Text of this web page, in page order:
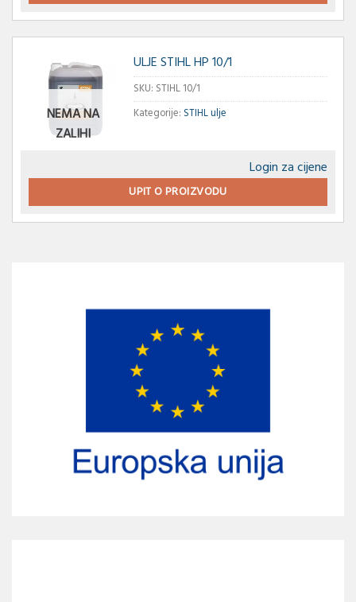
NEMA NA
ZALIHI
ULJE STIHL HP 10/1
SKU: STIHL 10/1
Kategorije: STIHL ulje
Login za cijene
UPIT O PROIZVODU